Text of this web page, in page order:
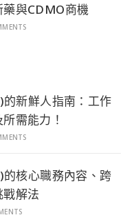
與CDMO商機
新鮮人指南：工作
需能力！
核心職務內容、跨
解法